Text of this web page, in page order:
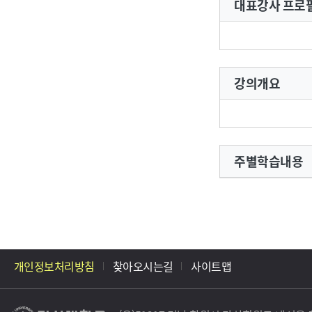
대표강사 프로
강의개요
주별학습내용
개인정보처리방침 찾아오시는길 사이트맵